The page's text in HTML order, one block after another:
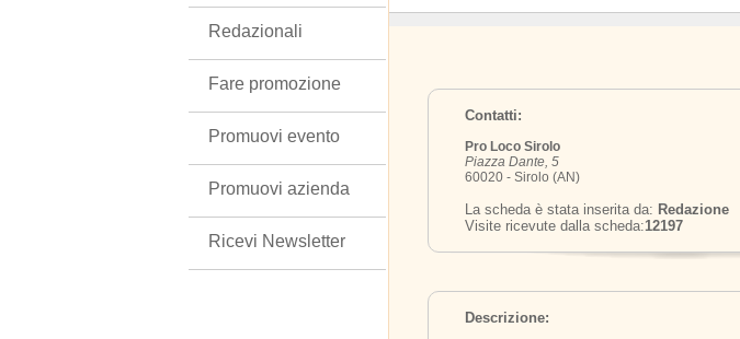
Contatti:
Pro Loco Sirolo
Piazza Dante, 5
60020 - Sirolo (AN)
La scheda è stata inserita da: Redazione
Visite ricevute dalla scheda:12197
Descrizione:
Redazionali
Fare promozione
Promuovi evento
Promuovi azienda
Ricevi Newsletter